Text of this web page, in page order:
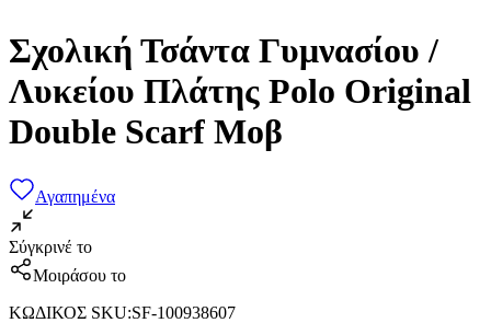
Σχολική Τσάντα Γυμνασίου /
Λυκείου Πλάτης Polo Original
Double Scarf Μοβ
Αγαπημένα
Σύγκρινέ το
Μοιράσου το
ΚΩΔΙΚΟΣ SKU:SF-100938607